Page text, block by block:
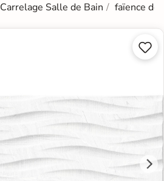
Carrelage Salle de Bain faïence

